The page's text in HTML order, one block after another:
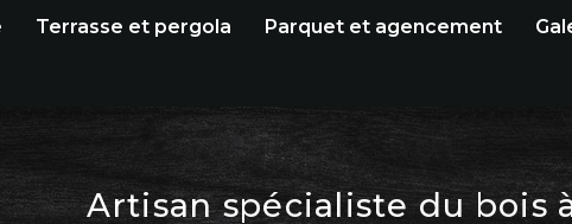
Terrasse et pergola Parquet et agencement
Artisan spécialiste du bois